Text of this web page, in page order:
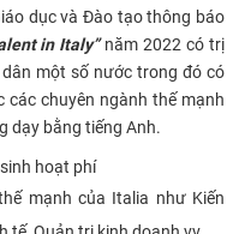
dục và Đào tạo thông báo
in Italy”năm 2022 có trị
một số nước trong đó có
các chuyên ngành thế mạnh
dạy bằng tiếng Anh.
hoạt phí
mạnh của Italia như Kiến